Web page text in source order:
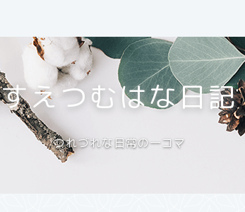
すえつむはな日記
つれづれな日常の一コマ